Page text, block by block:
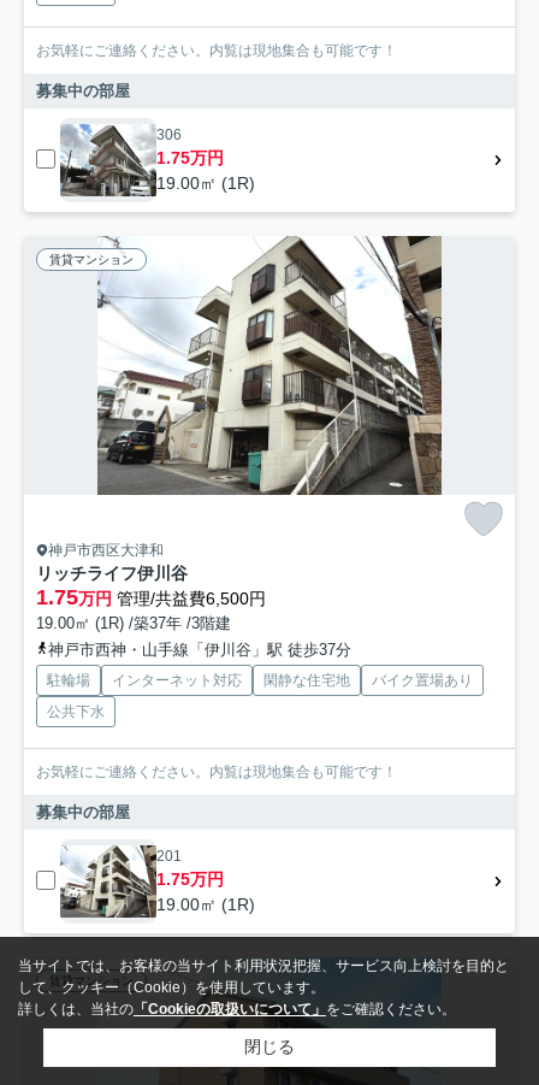
お気軽にご連絡ください。内覧は現地集合も可能です！
募集中の部屋
306
1.75万円
19.00㎡ (1R)
賃貸マンション
神戸市西区大津和
リッチライフ伊川谷
1.75万円 管理/共益費6,500円
19.00㎡ (1R) /築37年 /3階建
神戸市西神・山手線「伊川谷」駅 徒歩37分
駐輪場 インターネット対応 閑静な住宅地
バイク置場あり
公共下水
お気軽にご連絡ください。内覧は現地集合も可能です！
募集中の部屋
201
1.75万円
19.00㎡ (1R)
賃貸マンション
当サイトでは、お客様の当サイト利用状況把握、サービス向上検討を目的と
して、クッキー（Cookie）を使用しています。
詳しくは、当社の 「Cookieの取扱いについて」 をご確認ください。
閉じる